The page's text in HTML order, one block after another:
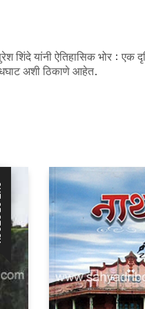
शिंदे यांनी ऐतिहासिक भोर : एक
अशी ठिकाणे आहेत.